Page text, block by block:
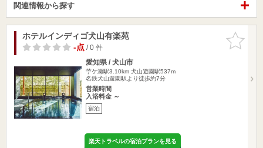
関連情報から探す
お気に入
りに追加
ホテルインディゴ犬山有楽苑
-点/ 0 件
愛知県 / 犬山市
苧ケ瀬駅3.10km 犬山遊園駅537m
名鉄犬山遊園駅より徒歩約7分
営業時間
入浴料金 ～
宿泊
楽天トラベルの宿泊プランを見る